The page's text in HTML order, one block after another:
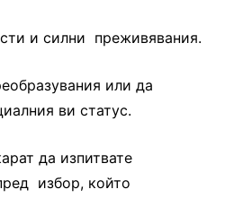
и силни преживявания.
или да
ви статус.
да изпитвате
избор, който